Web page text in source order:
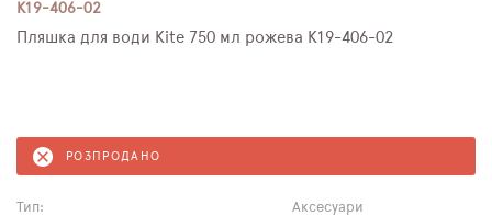
K19-406-02
Пляшка для води Kite 750 мл рожева K19-406-02
РОЗПРОДАНО
Тип:
Аксесуари